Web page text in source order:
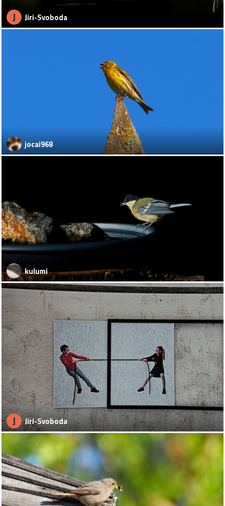
J Jiri-Svoboda
jocai968
kulumi
J Jiri-Svoboda